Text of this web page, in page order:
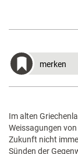
merken
Im alten
Weissagungen
Zukunft nicht
Sünden der